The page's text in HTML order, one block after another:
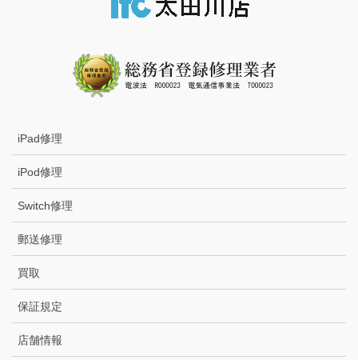
iPad修理
iPod修理
Switch修理
郵送修理
買取
保証規定
店舗情報